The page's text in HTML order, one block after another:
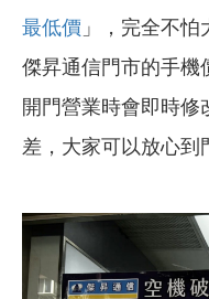
最低價 」，完全不
傑昇通信門市的手機
開門營業時會即時修
差，大家可以放心到